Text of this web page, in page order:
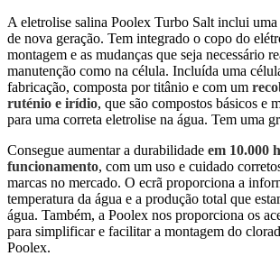
A eletrolise salina Poolex Turbo Salt inclui uma
de nova geração. Tem integrado o copo do
montagem e as mudanças que seja necessário
manutenção como na célula. Incluída uma
fabricação, composta por titânio e com um
ruténio e irídio, que são compostos básicos e
para uma correta eletrolise na água. Tem uma
Consegue aumentar a durabilidade em 10.000
funcionamento, com um uso e cuidado
marcas no mercado. O ecrã proporciona a
temperatura da água e a produção total que
água. Também, a Poolex nos proporciona os
para simplificar e facilitar a montagem do
Poolex.